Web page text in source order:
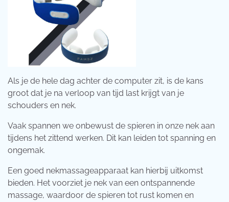
Als je de hele dag achter de computer zit, is de kans
groot dat je na verloop van tijd last krijgt van je
schouders en nek.
Vaak spannen we onbewust de spieren in onze nek aan
tijdens het zittend werken. Dit kan leiden tot spanning en
ongemak.
Een goed nekmassageapparaat kan hierbij uitkomst
bieden. Het voorziet je nek van een ontspannende
massage, waardoor de spieren tot rust komen en